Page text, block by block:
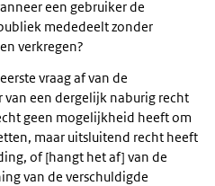
een gebruiker de
mededeelt zonder
verkregen?
vraag af van de
een dergelijk naburig recht
geen mogelijkheid heeft om
maar uitsluitend recht heeft
of [hangt het af] van de
van de verschuldigde